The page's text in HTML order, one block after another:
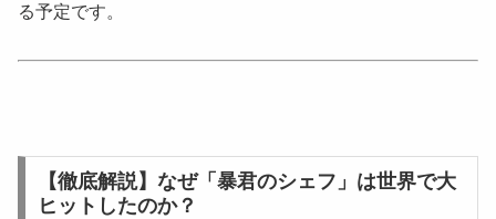
る予定です。
【徹底解説】なぜ「暴君のシェフ」は世界で大
ヒットしたのか？